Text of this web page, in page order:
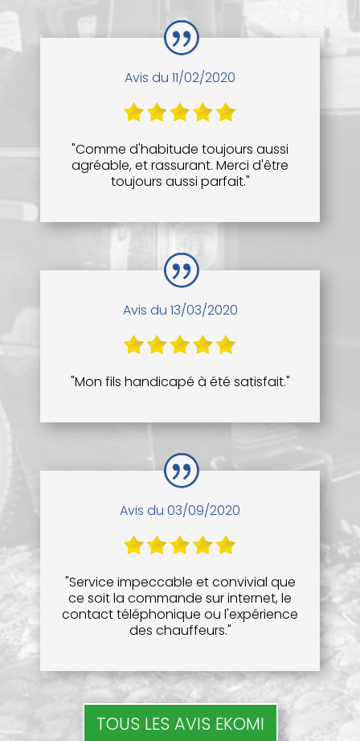
Avis du 11/02/2020
"Comme d'habitude toujours aussi
agréable, et rassurant. Merci d'être
toujours aussi parfait."
Avis du 13/03/2020
"Mon fils handicapé à été satisfait."
Avis du 03/09/2020
"Service impeccable et convivial que
ce soit la commande sur internet, le
contact téléphonique ou l'expérience
des chauffeurs."
TOUS LES AVIS EKOMI